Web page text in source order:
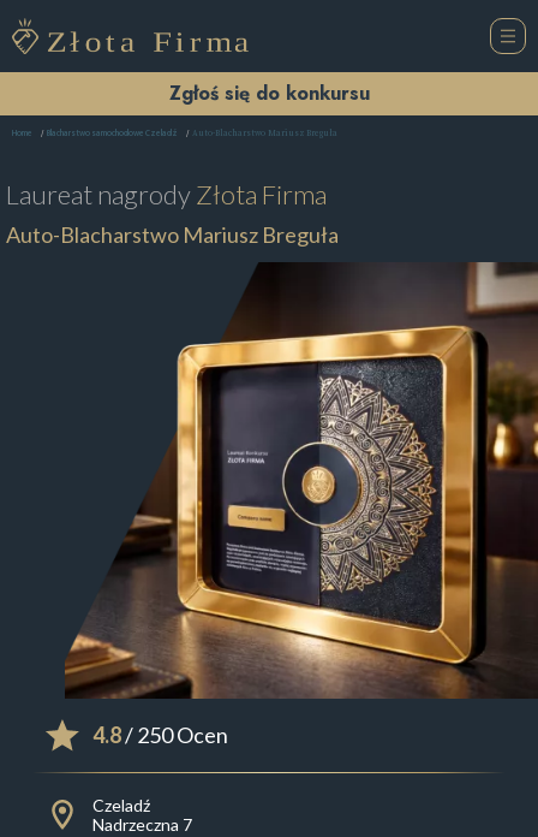
Zgłoś się do konkursu
Home Blacharstwo samochodowe Czeladź Auto-Blacharstwo Mariusz Breguła
Laureat nagrodyZłota Firma
Auto-Blacharstwo Mariusz Breguła
4.8/ 250 Ocen
Czeladź
Nadrzeczna 7